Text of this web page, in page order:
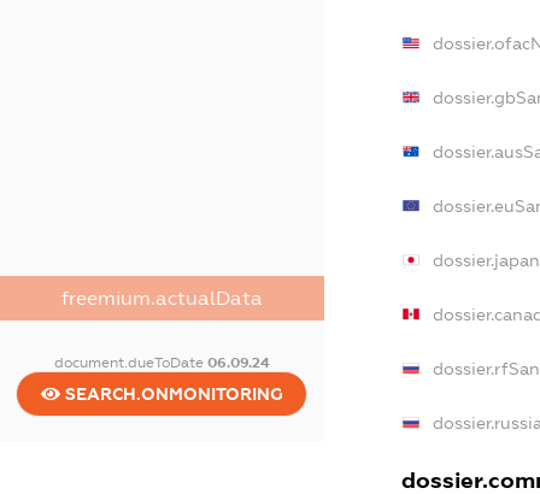
freemium.actualData
document.dueToDate 06.09.24
SEARCH.ONMONITORING